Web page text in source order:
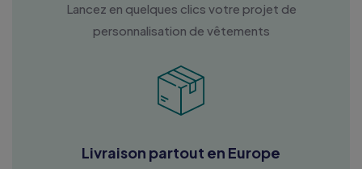
Lancez en quelques clics votre projet de
personnalisation de vêtements
Livraison partout en Europe